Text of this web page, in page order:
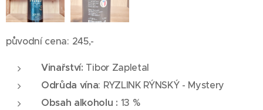
původní cena: 245,-
Vinařství: Tibor Zapletal
Odrůda vína: RYZLINK RÝNSKÝ - Mystery
Obsah alkoholu : 13 %